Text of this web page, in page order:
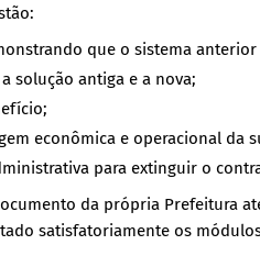
que o sistema
solução antiga e a nova;
econômica e operacional da
para extinguir o
da própria Prefeitura
satisfatoriamente os